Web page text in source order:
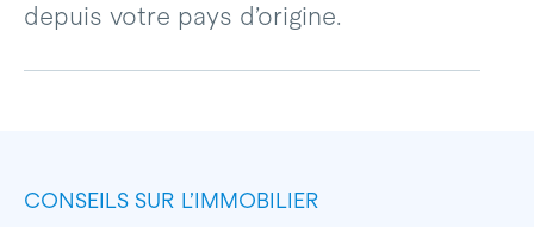
depuis votre pays d’origine.
CONSEILS SUR L’IMMOBILIER